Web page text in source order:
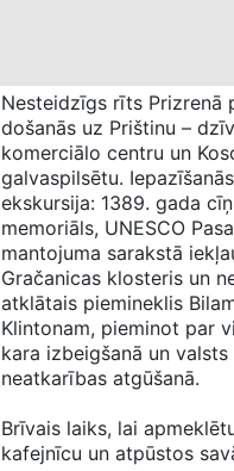
Nesteidzīgs rīts Prizrenā
došanās uz Prištinu –
komerciālo centru un
galvaspilsētu. Iepazīšanās
ekskursija: 1389. gada
memoriāls, UNESCO
mantojuma sarakstā
Gračanicas klosteris un
atklātais piemineklis
Klintonam, pieminot par
kara izbeigšanā un valsts
neatkarības atgūšanā.
Brīvais laiks, lai
kafejnīcu un atpūstos